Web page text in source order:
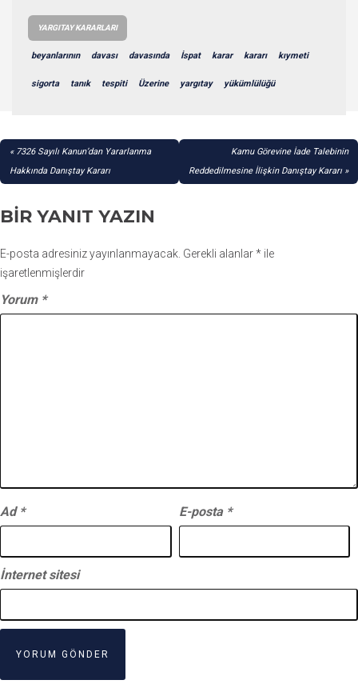
YARGITAY KARARLARI
beyanlarının davası davasında İspat karar kararı kıymeti
sigorta tanık tespiti Üzerine yargıtay yükümlülüğü
YAZI
GEZINMESI
7326 Sayılı Kanun’dan Yararlanma
Hakkında Danıştay Kararı
Kamu Görevine İade Talebinin
Reddedilmesine İlişkin Danıştay Kararı
BIR YANIT YAZIN
E-posta adresiniz yayınlanmayacak. Gerekli alanlar* ile
işaretlenmişlerdir
Yorum *
Ad * E-posta *
İnternet sitesi